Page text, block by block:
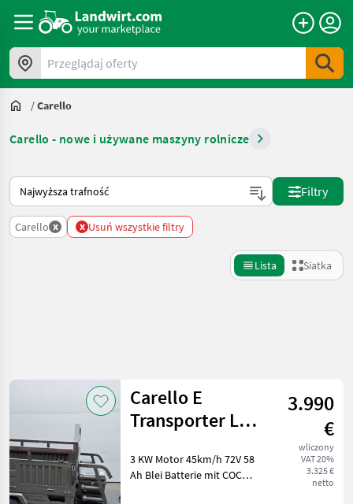
Przeglądaj oferty
/Carello
Carello - nowe i używane maszyny rolnicze
Tak sortuje się na Landwirt.com
Filtry
Carello x x Usuń wszystkie filtry
Lista Siatka
Kategoria 1 Kraj Filtry
AKTUALNA
ŚCIEŻKA
Carello
Zresetuj
Pokaż 19
wyników
Carello E
Transporter LDR
3.990
€
wliczony
VAT 20%
3.325 €
netto
3 KW Motor 45km/h 72V 58
Ah Blei Batterie mit COC